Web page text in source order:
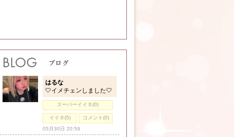
はるな
🤍イメチェンしました🤍
スーパーイイネ(0)
イイネ(5)
コメント(0)
05月30日 20:59